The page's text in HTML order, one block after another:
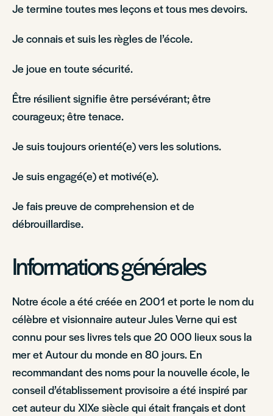
Je termine toutes mes leçons et tous mes devoirs.
Je connais et suis les règles de l’école.
Je joue en toute sécurité.
Être résilient signifie être persévérant; être
courageux; être tenace.
Je suis toujours orienté(e) vers les solutions.
Je suis engagé(e) et motivé(e).
Je fais preuve de comprehension et de
débrouillardise.
Informations générales
Notre école a été créée en 2001 et porte le nom du
célèbre et visionnaire auteur Jules Verne qui est
connu pour ses livres tels que 20 000 lieux sous la
mer et Autour du monde en 80 jours. En
recommandant des noms pour la nouvelle école, le
conseil d’établissement provisoire a été inspiré par
cet auteur du XIXe siècle qui était français et dont